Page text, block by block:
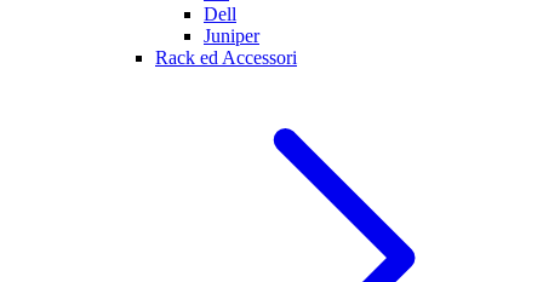
Dell
Juniper
Rack ed Accessori